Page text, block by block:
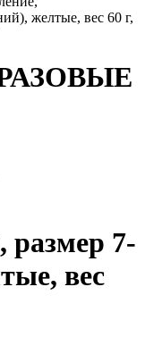
желтые, вес 60 г,
7-
вес